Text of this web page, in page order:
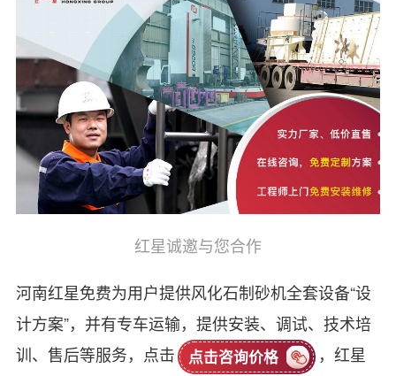
红星诚邀与您合作
河南红星免费为用户提供风化石制砂机全套设备“设
计方案”，并有专车运输，提供安装、调试、技术培
训、售后等服务，点击
点击咨询价格
，红星